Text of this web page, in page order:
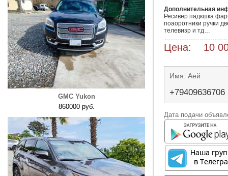
GMC Yukon
860000 руб.
Дополнительная
Ресивер падкшка
поаоротники ручки
телевизр и тд…
Цена: 10
Имя: Аей
+79409636706
Дата подачи